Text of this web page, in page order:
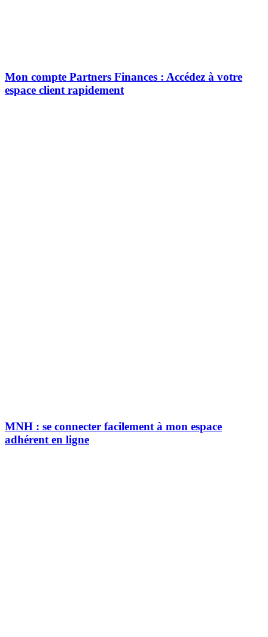
Mon compte Partners Finances : Accédez à votre
espace client rapidement
MNH : se connecter facilement à mon espace
adhérent en ligne